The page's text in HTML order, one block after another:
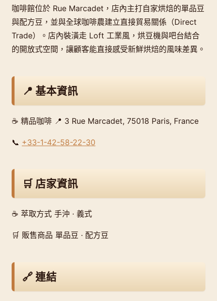
咖啡館位於 Rue Marcadet，店內主打自家烘焙的單品豆
與配方豆，並與全球咖啡農建立直接貿易關係（Direct
Trade）。店內裝潢走 Loft 工業風，烘豆機與吧台結合
的開放式空間，讓顧客能直接感受新鮮烘焙的風味差異。
📍 基本資訊
☕ 精品咖啡 📍 3 Rue Marcadet, 75018 Paris, France
📞 +33-1-42-58-22-30
🛒 店家資訊
☕ 萃取方式 手沖 · 義式
🛒 販售商品 單品豆 · 配方豆
🔗 連結